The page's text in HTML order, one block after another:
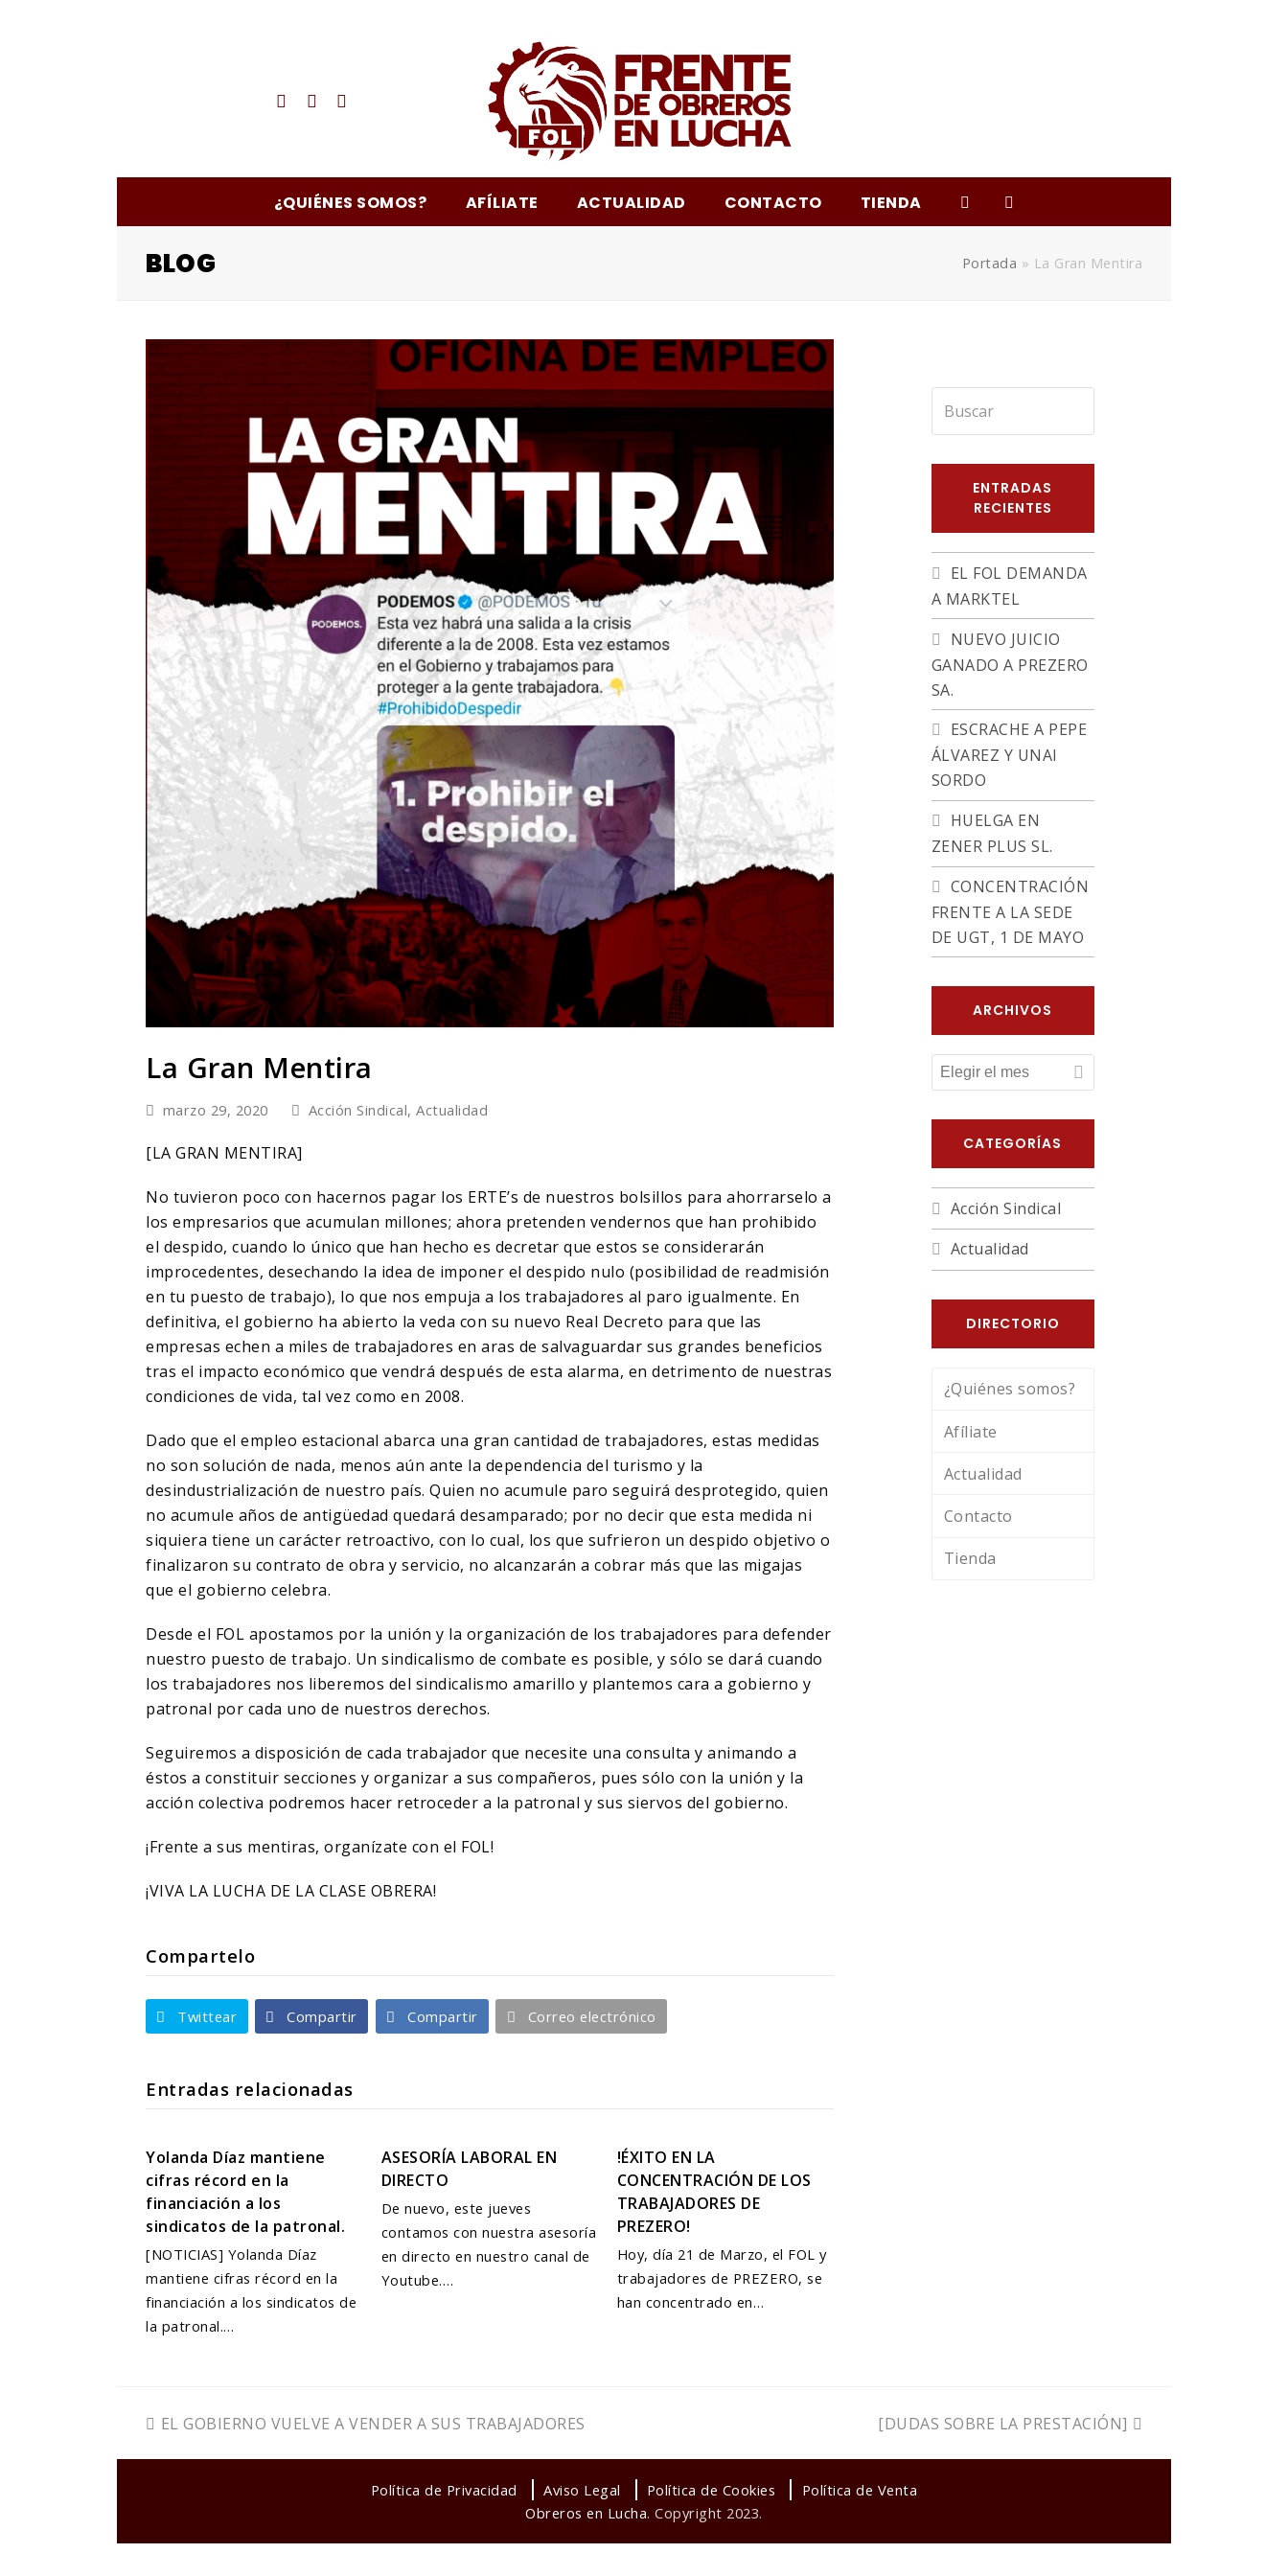
TwitterFacebook
¿QUIÉNES SOMOS? AFÍLIATE ACTUALIDAD CONTACTO TIENDA
BLOG Portada » La Gran Mentira
La Gran Mentira
marzo 29, 2020 Acción Sindical, Actualidad
[LA GRAN MENTIRA]
No tuvieron poco con hacernos pagar los ERTE’s de nuestros bolsillos para ahorrarselo a
los empresarios que acumulan millones; ahora pretenden vendernos que han prohibido
el despido, cuando lo único que han hecho es decretar que estos se considerarán
improcedentes, desechando la idea de imponer el despido nulo (posibilidad de readmisión
en tu puesto de trabajo), lo que nos empuja a los trabajadores al paro igualmente. En
definitiva, el gobierno ha abierto la veda con su nuevo Real Decreto para que las
empresas echen a miles de trabajadores en aras de salvaguardar sus grandes beneficios
tras el impacto económico que vendrá después de esta alarma, en detrimento de nuestras
condiciones de vida, tal vez como en 2008.
Dado que el empleo estacional abarca una gran cantidad de trabajadores, estas medidas
no son solución de nada, menos aún ante la dependencia del turismo y la
desindustrialización de nuestro país. Quien no acumule paro seguirá desprotegido, quien
no acumule años de antigüedad quedará desamparado; por no decir que esta medida ni
siquiera tiene un carácter retroactivo, con lo cual, los que sufrieron un despido objetivo o
finalizaron su contrato de obra y servicio, no alcanzarán a cobrar más que las migajas
que el gobierno celebra.
Desde el FOL apostamos por la unión y la organización de los trabajadores para defender
nuestro puesto de trabajo. Un sindicalismo de combate es posible, y sólo se dará cuando
los trabajadores nos liberemos del sindicalismo amarillo y plantemos cara a gobierno y
patronal por cada uno de nuestros derechos.
Seguiremos a disposición de cada trabajador que necesite una consulta y animando a
éstos a constituir secciones y organizar a sus compañeros, pues sólo con la unión y la
acción colectiva podremos hacer retroceder a la patronal y sus siervos del gobierno.
¡Frente a sus mentiras, organízate con el FOL!
¡VIVA LA LUCHA DE LA CLASE OBRERA!
Compartelo
Twittear Compartir Compartir Correo electrónico
Entradas relacionadas
Yolanda Díaz mantiene
cifras récord en la
financiación a los
sindicatos de la patronal.
[NOTICIAS] Yolanda Díaz
mantiene cifras récord en la
financiación a los sindicatos de
la patronal.…
ASESORÍA LABORAL EN
DIRECTO
De nuevo, este jueves
contamos con nuestra asesoría
en directo en nuestro canal de
Youtube.…
!ÉXITO EN LA
CONCENTRACIÓN DE LOS
TRABAJADORES DE
PREZERO!
Hoy, día 21 de Marzo, el FOL y
trabajadores de PREZERO, se
han concentrado en…
ENTRADAS
RECIENTES
EL FOL DEMANDA
A MARKTEL
NUEVO JUICIO
GANADO A PREZERO
SA.
ESCRACHE A PEPE
ÁLVAREZ Y UNAI
SORDO
HUELGA EN
ZENER PLUS SL.
CONCENTRACIÓN
FRENTE A LA SEDE
DE UGT, 1 DE MAYO
ARCHIVOS
ARCHIVOS
CATEGORÍAS
Acción Sindical
Actualidad
DIRECTORIO
¿Quiénes somos?
Afíliate
Actualidad
Contacto
Tienda
previous
EL GOBIERNO VUELVE A VENDER A SUS TRABAJADORES
next
[DUDAS SOBRE LA PRESTACIÓN]
Política de Privacidad Aviso Legal Política de Cookies
Política de Venta
Obreros en Lucha. Copyright 2023.